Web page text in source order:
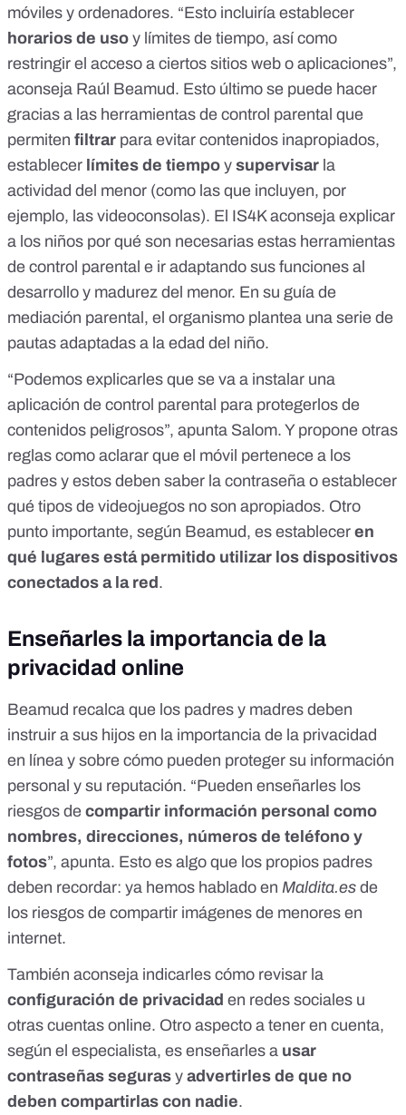
móviles y ordenadores. “Esto incluiría establecer
horarios de uso y límites de tiempo, así como
restringir el acceso a ciertos sitios web o aplicaciones”,
aconseja Raúl Beamud. Esto último se puede hacer
gracias a las herramientas de control parental que
permiten filtrar para evitar contenidos inapropiados,
establecer límites de tiempo y supervisar la
actividad del menor (como las que incluyen, por
ejemplo, las videoconsolas). El IS4Kaconseja explicar
a los niños por qué son necesarias estas herramientas
de control parental e ir adaptando sus funciones al
desarrollo y madurez del menor. En su guía de
mediación parental, el organismo plantea una serie de
pautas adaptadas a la edad del niño.
“Podemos explicarles que se va a instalar una
aplicación de control parental para protegerlos de
contenidos peligrosos”, apunta Salom. Y propone otras
reglas como aclarar que el móvil pertenece a los
padres y estos deben saber la contraseña o establecer
qué tipos de videojuegos no son apropiados. Otro
punto importante, según Beamud, es establecer en
qué lugares está permitido utilizar los dispositivos
conectados a la red .
Enseñarles la importancia de la
privacidad online
Beamud recalca que los padres y madres deben
instruir a sus hijos en la importancia de la privacidad
en línea y sobre cómo pueden proteger su información
personal y su reputación. “Pueden enseñarles los
riesgos de compartir información personal como
nombres, direcciones, números de teléfono y
fotos”, apunta. Esto es algo que los propios padres
deben recordar: ya hemos hablado en Maldita.es de
los riesgos de compartir imágenes de menores en
internet.
También aconseja indicarles cómo revisar la
configuración de privacidad en redes sociales u
otras cuentas online. Otro aspecto a tener en cuenta,
según el especialista, es enseñarles a usar
contraseñas seguras y advertirles de que no
deben compartirlas con nadie.